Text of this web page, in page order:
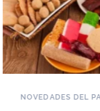
NOVEDADES DEL